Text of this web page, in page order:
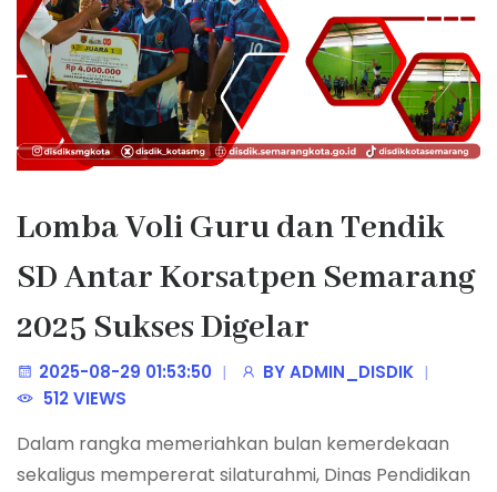
Lomba Voli Guru dan Tendik
SD Antar Korsatpen Semarang
2025 Sukses Digelar
2025-08-29 01:53:50 BYADMIN_DISDIK
512 VIEWS
Dalam rangka memeriahkan bulan kemerdekaan
sekaligus mempererat silaturahmi, Dinas Pendidikan